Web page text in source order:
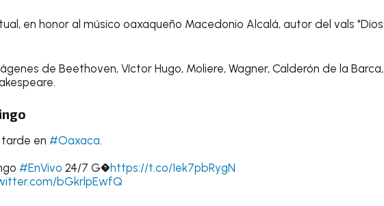
en honor al músico oaxaqueño Macedonio Alcalá, autor del vals "Dios
de Beethoven, Víctor Hugo, Moliere, Wagner, Calderón de la Barca,
en #Oaxaca.
#EnVivo 24/7 G�https://t.co/1ek7pbRygN
bGkrlpEwfQ